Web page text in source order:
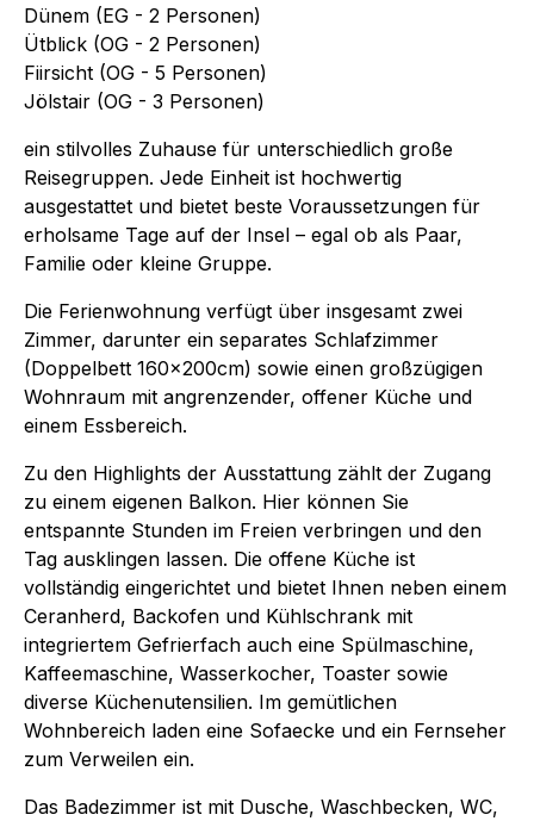
Dünem (EG - 2 Personen)
Ütblick (OG - 2 Personen)
Fiirsicht (OG - 5 Personen)
Jölstair (OG - 3 Personen)
ein stilvolles Zuhause für unterschiedlich große
Reisegruppen. Jede Einheit ist hochwertig
ausgestattet und bietet beste Voraussetzungen für
erholsame Tage auf der Insel – egal ob als Paar,
Familie oder kleine Gruppe.
Die Ferienwohnung verfügt über insgesamt zwei
Zimmer, darunter ein separates Schlafzimmer
(Doppelbett 160x200cm) sowie einen großzügigen
Wohnraum mit angrenzender, offener Küche und
einem Essbereich.
Zu den Highlights der Ausstattung zählt der Zugang
zu einem eigenen Balkon. Hier können Sie
entspannte Stunden im Freien verbringen und den
Tag ausklingen lassen. Die offene Küche ist
vollständig eingerichtet und bietet Ihnen neben einem
Ceranherd, Backofen und Kühlschrank mit
integriertem Gefrierfach auch eine Spülmaschine,
Kaffeemaschine, Wasserkocher, Toaster sowie
diverse Küchenutensilien. Im gemütlichen
Wohnbereich laden eine Sofaecke und ein Fernseher
zum Verweilen ein.
Das Badezimmer ist mit Dusche, Waschbecken, WC,